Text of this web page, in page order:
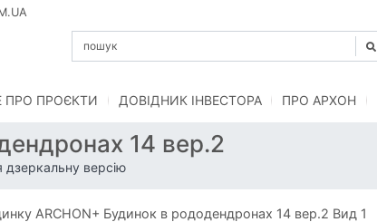
ПРО ПРОЄКТИ ДОВІДНИК ІНВЕСТОРА ПРО АРХОН
14 вер.2
дзеркальну версію
ARCHON+ Будинок в рододендронах 14 вер.2 Вид 1